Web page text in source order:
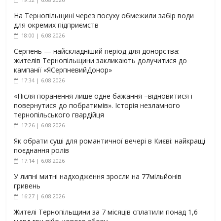
На Тернопільщині через посуху обмежили забір води
для окремих підприємств
18:00 | 6.08.2026
Серпень — найскладніший період для донорства:
жителів Тернопільщини закликають долучитися до
кампанії «ЯСерпневийДонор»
17:34 | 6.08.2026
«Після поранення лише одне бажання –відновитися і
повернутися до побратимів». Історія незламного
тернопільського гвардійця
17:26 | 6.08.2026
Як обрати суші для романтичної вечері в Києві: найкращі
поєднання ролів
17:14 | 6.08.2026
У липні митні надходження зросли на 77мільйонів
гривень
16:27 | 6.08.2026
Жителі Тернопільщини за 7 місяців сплатили понад 1,6